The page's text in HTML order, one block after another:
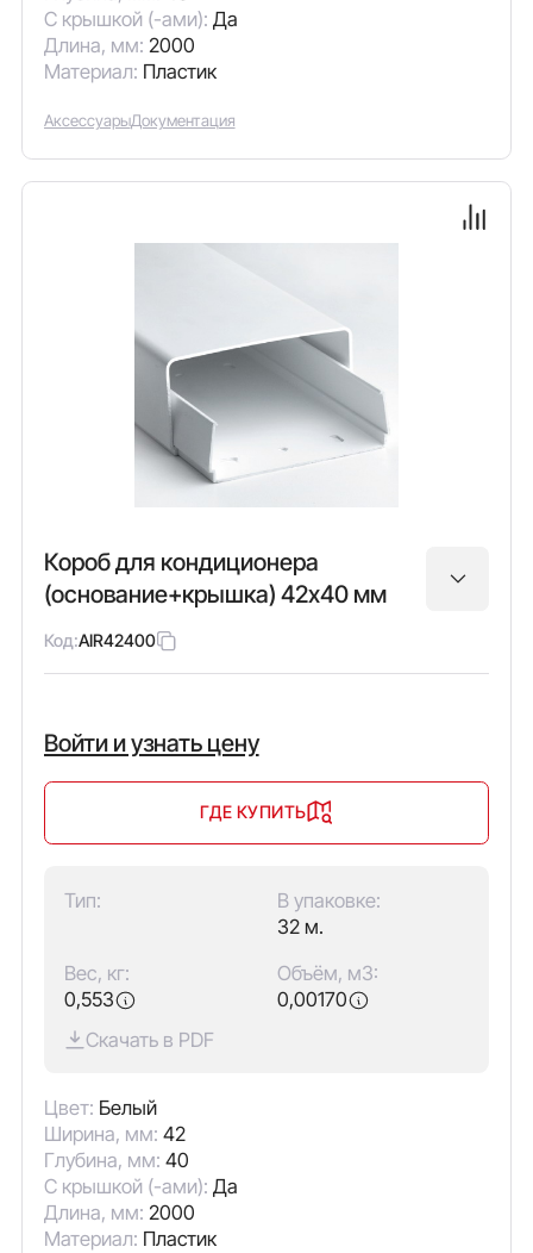
С крышкой (-ами): Да
Длина, мм: 2000
Материал: Пластик
АксессуарыДокументация
Короб для кондиционера
(основание+крышка) 42х40 мм
Код:AIR42400
Войти и узнать цену
ГДЕ КУПИТЬ
Тип:
В упаковке:
32 м.
Вес, кг:
0,553
Объём, м3:
0,00170
Скачать в PDF
Цвет: Белый
Ширина, мм: 42
Глубина, мм: 40
С крышкой (-ами): Да
Длина, мм: 2000
Материал: Пластик